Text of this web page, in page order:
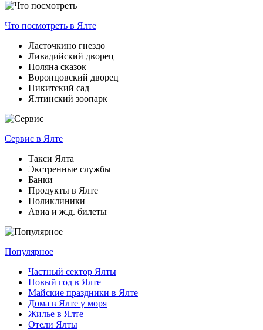
Что посмотреть в Ялте
Ласточкино гнездо
Ливадийский дворец
Поляна сказок
Воронцовский дворец
Никитский сад
Ялтинский зоопарк
Сервис в Ялте
Такси Ялта
Экстренные службы
Банки
Продукты в Ялте
Поликлиники
Авиа и ж.д. билеты
Популярное
Частный сектор Ялты
Новый год в Ялте
Майские праздники в Ялте
Дома в Ялте у моря
Жилье в Ялте
Отели Ялты